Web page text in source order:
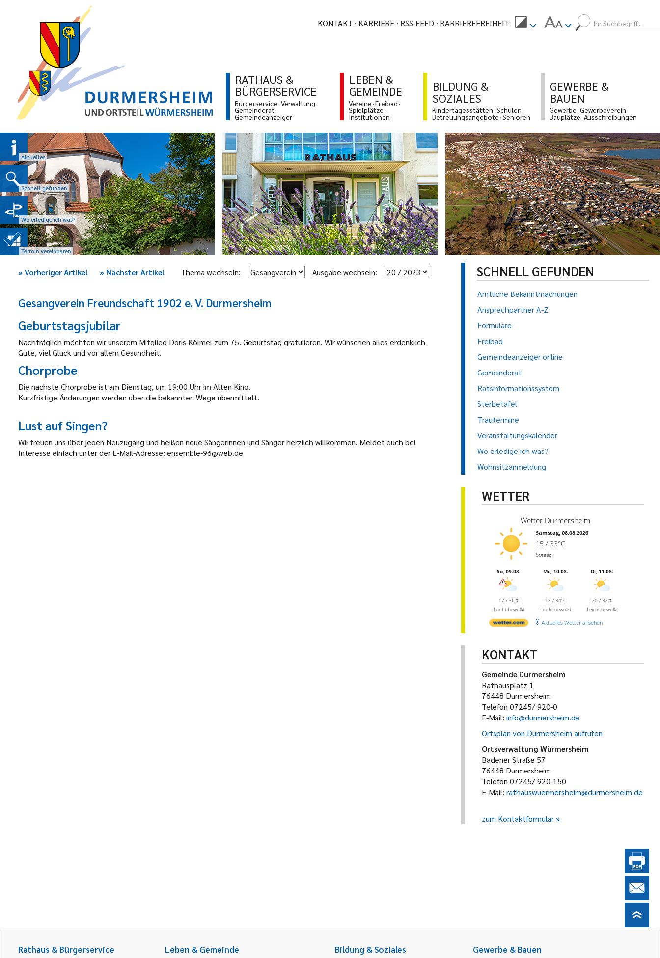
KONTAKT KARRIERE RSS-FEED BARRIEREFREIHEIT
RATHAUS &
BÜRGERSERVICE
Bürgerservice Verwaltung
Gemeinderat
Gemeindeanzeiger
LEBEN &
GEMEINDE
Vereine Freibad
Spielplätze
Institutionen
BILDUNG &
SOZIALES
Kindertagesstätten Schulen
Betreuungsangebote Senioren
GEWERBE &
BAUEN
Gewerbe Gewerbeverein
Bauplätze Ausschreibungen
Aktuelles
Schnell gefunden
Wo erledige ich was?
Termin vereinbaren
»Vorheriger Artikel » Nächster Artikel Thema wechseln: Ausgabe wechseln:
Gesangverein Freundschaft 1902 e. V. Durmersheim
Geburtstagsjubilar
Nachträglich möchten wirunserem Mitglied Doris Kölmel zum 75. Geburtstag gratulieren. Wir wünschen alles erdenklich
Gute, viel Glück und vor allem Gesundheit.
Chorprobe
Die nächste Chorprobe ist am Dienstag, um 19:00 Uhr im Alten Kino.
Kurzfristige Änderungen werden über die bekannten Wege übermittelt.
Lust auf Singen?
Wir freuen uns über jeden Neuzugang und heißen neue Sängerinnen und Sänger herzlich willkommen. Meldet euch bei
Interesse einfach unter der E-Mail-Adresse: ensemble-96@web.de
SCHNELL GEFUNDEN
Amtliche Bekanntmachungen
Ansprechpartner A-Z
Formulare
Freibad
Gemeindeanzeiger online
Gemeinderat
Ratsinformationssystem
Sterbetafel
Trautermine
Veranstaltungskalender
Wo erledige ich was?
Wohnsitzanmeldung
WETTER
Wetter Durmersheim
Samstag, 08.08.2026
15 / 33°C
Sonnig
So, 09.08.
17 / 36°C
Leicht bewölkt
Mo, 10.08.
18 / 34°C
Leicht bewölkt
Di, 11.08.
20 / 32°C
Leicht bewölkt
Aktuelles Wetter ansehen
KONTAKT
Gemeinde Durmersheim
Rathausplatz 1
76448 Durmersheim
Telefon 07245/ 920-0
E-Mail: info@durmersheim.de
Ortsplan von Durmersheim aufrufen
Ortsverwaltung Würmersheim
Badener Straße 57
76448 Durmersheim
Telefon 07245/ 920-150
E-Mail: rathauswuermersheim@durmersheim.de
zum Kontaktformular
Rathaus & Bürgerservice Leben & Gemeinde Bildung & Soziales Gewerbe & Bauen